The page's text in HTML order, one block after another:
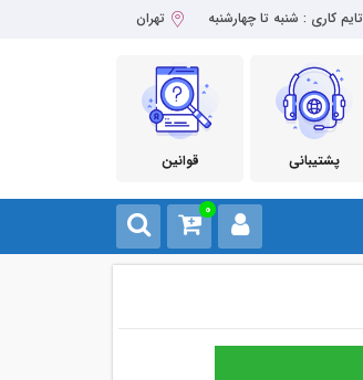
تایم کاری : شنبه تا چهارشنبه تهران
قوانین پشتیبانی
0